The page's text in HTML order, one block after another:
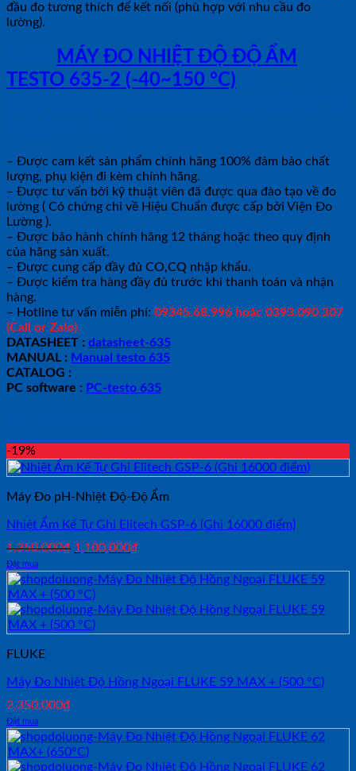
đầu đo tương thích để kết nối (phù hợp với nhu cầu đo
lường).
MÁY ĐO NHIỆT ĐỘ ĐỘ ẨM
TESTO 635-2 (-40~150 °C)
– Được cam kết sản phẩm chính hãng 100% đảm bảo chất
lượng, phụ kiện đi kèm chính hãng.
– Được tư vấn bởi kỹ thuật viên đã được qua đào tạo về đo
lường ( Có chứng chỉ về Hiệu Chuẩn được cấp bởi Viện Đo
Lường ).
– Được bảo hành chính hãng 12 tháng hoặc theo quy định
của hãng sản xuất.
– Được cung cấp đầy đủ CO,CQ nhập khẩu.
– Được kiểm tra hàng đầy đủ trước khi thanh toán và nhận
hàng.
– Hotline tư vấn miễn phí: 09345.68.996 hoặc 0393.090.307
(Call or Zalo).
DATASHEET : datasheet-635
MANUAL : Manual testo 635
CATALOG :
PC software : PC-testo 635
-19%
Máy Đo pH-Nhiệt Độ-Độ Ẩm
Nhiệt Ẩm Kế Tự Ghi Elitech GSP-6 (Ghi 16000 điểm)
1,350,000₫ Giá
là:
1,350,000₫.
1,100,000₫
tại
1,100,000₫.
Đặt mua
FLUKE
Máy Đo Nhiệt Độ Hồng Ngoại FLUKE 59 MAX + (500 °C)
2,350,000₫
Đặt mua